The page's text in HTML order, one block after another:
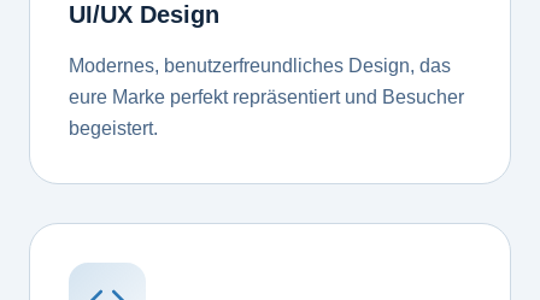
UI/UX Design
Modernes, benutzerfreundliches Design, das
eure Marke perfekt repräsentiert und Besucher
begeistert.